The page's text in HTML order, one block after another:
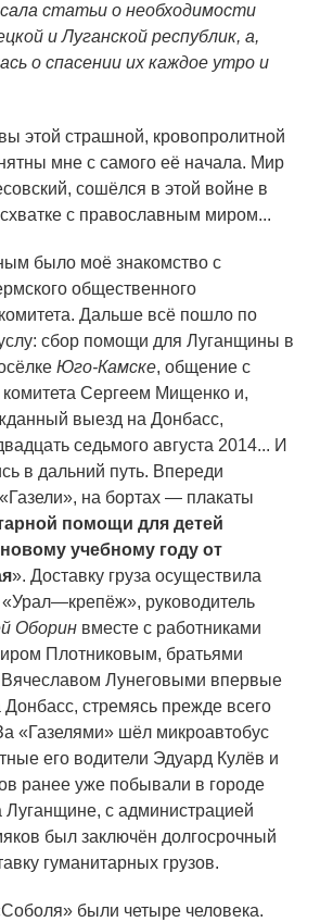
статьи о необходимости
и Луганской республик, а,
о спасении их каждое утро и
этой страшной, кровопролитной
мне с самого её начала. Мир
сошёлся в этой войне в
с православным миром...
было моё знакомство с
общественного
Дальше всё пошло по
сбор помощи для Луганщины в
Юго-Камске, общение с
Сергеем Мищенко и,
выезд на Донбасс,
седьмого августа 2014... И
в дальний путь. Впереди
на бортах — плакаты
помощи для детей
учебному году от
». Доставку груза осуществила
руководитель
Оборин вместе с работниками
Плотниковым, братьями
Лунеговыми впервые
Донбасс, стремясь прежде всего
«Газелями» шёл микроавтобус
его водители Эдуард Кулёв и
ранее уже побывали в городе
Луганщине, с администрацией
был заключён долгосрочный
гуманитарных грузов.
были четыре человека.